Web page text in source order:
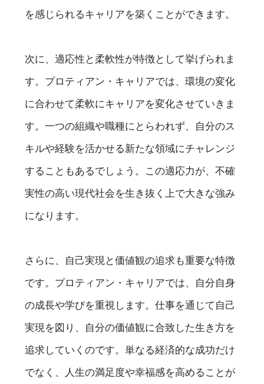
を感じられるキャリアを築くことができます。
次に、適応性と柔軟性が特徴として挙げられま
す。プロティアン・キャリアでは、環境の変化
に合わせて柔軟にキャリアを変化させていきま
す。一つの組織や職種にとらわれず、自分のス
キルや経験を活かせる新たな領域にチャレンジ
することもあるでしょう。この適応力が、不確
実性の高い現代社会を生き抜く上で大きな強み
になります。
さらに、自己実現と価値観の追求も重要な特徴
です。プロティアン・キャリアでは、自分自身
の成長や学びを重視します。仕事を通じて自己
実現を図り、自分の価値観に合致した生き方を
追求していくのです。単なる経済的な成功だけ
でなく、人生の満足度や幸福感を高めることが